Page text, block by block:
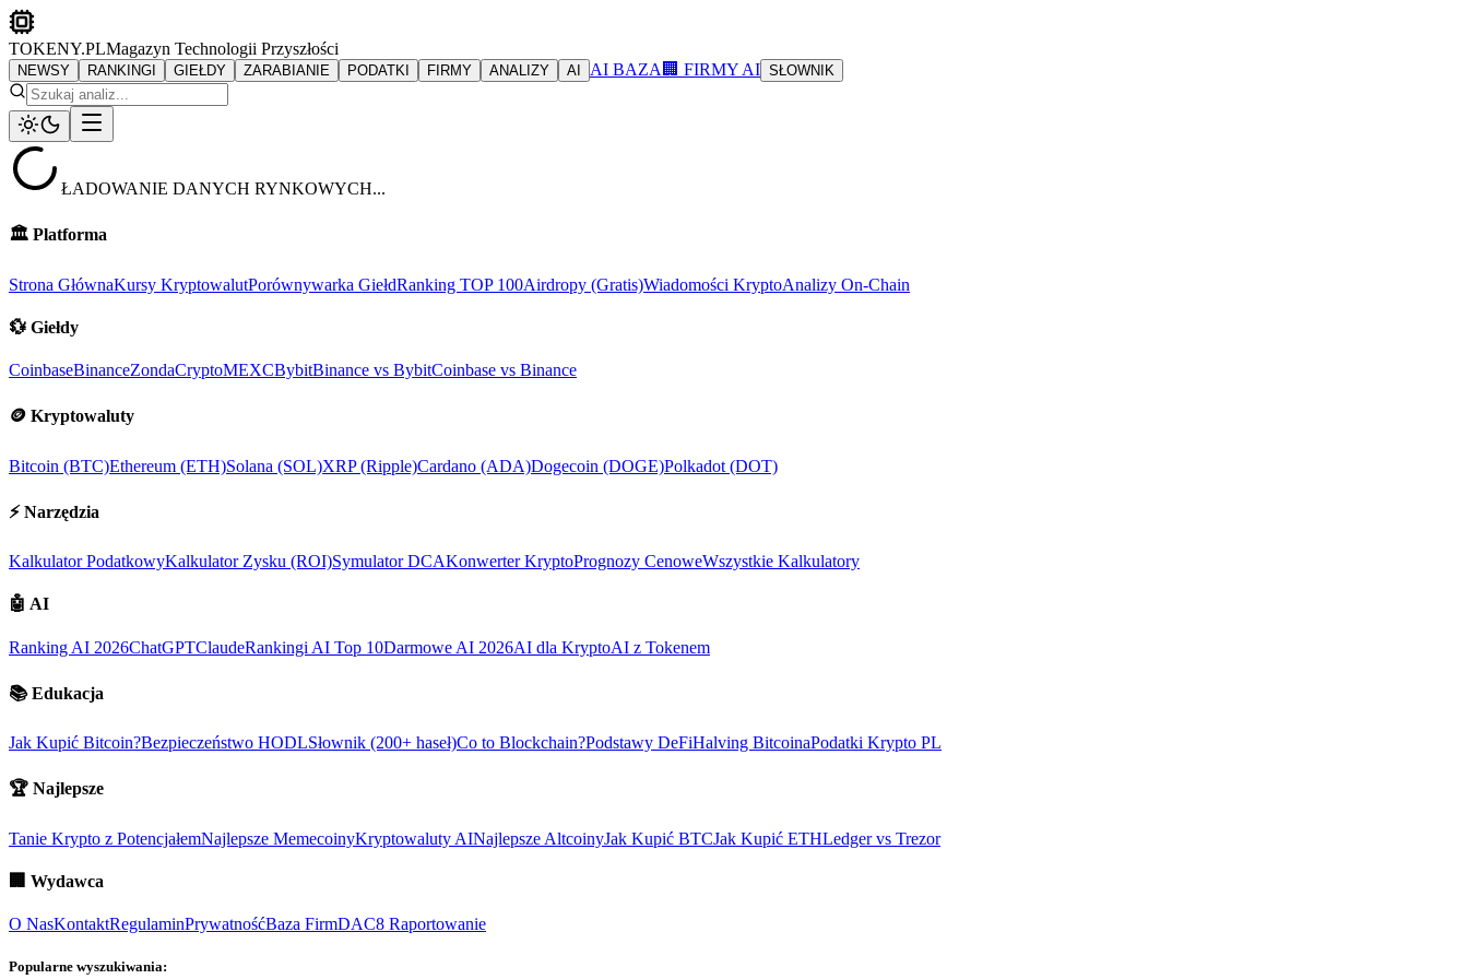
TOKENY.PLMagazyn Technologii Przyszłości
NEWSY RANKINGI GIEŁDY ZARABIANIE PODATKI FIRMY ANALIZY AI AI BAZA 🏢 FIRMY AI SŁOWNIK
ŁADOWANIE DANYCH RYNKOWYCH...
🏛️ Platforma
Strona GłównaKursy KryptowalutPorównywarka GiełdRanking TOP 100Airdropy (Gratis)Wiadomości KryptoAnalizy On-Chain
💱 Giełdy
CoinbaseBinanceZondaCryptoMEXCBybitBinance vs BybitCoinbase vs Binance
🪙 Kryptowaluty
Bitcoin (BTC)Ethereum (ETH)Solana (SOL)XRP (Ripple)Cardano (ADA)Dogecoin (DOGE)Polkadot (DOT)
⚡ Narzędzia
Kalkulator PodatkowyKalkulator Zysku (ROI)Symulator DCAKonwerter KryptoPrognozy CenoweWszystkie Kalkulatory
🤖 AI
Ranking AI 2026ChatGPTClaudeRankingi AI Top 10Darmowe AI 2026AI dla KryptoAI z Tokenem
📚 Edukacja
Jak Kupić Bitcoin?Bezpieczeństwo HODLSłownik (200+ haseł)Co to Blockchain?Podstawy DeFiHalving BitcoinaPodatki Krypto PL
🏆 Najlepsze
Tanie Krypto z PotencjałemNajlepsze MemecoinyKryptowaluty AINajlepsze AltcoinyJak Kupić BTCJak Kupić ETHLedger vs Trezor
🏢 Wydawca
O NasKontaktRegulaminPrywatnośćBaza FirmDAC8 Raportowanie
Popularne wyszukiwania: